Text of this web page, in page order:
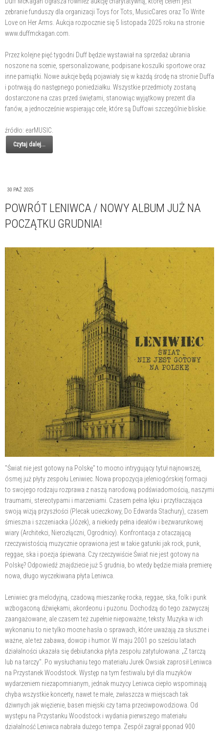
zebranie funduszy dla organizacji Toys for Tots, MusicCares oraz To Write
Love on Her Arms. Aukcja rozpocznie się 5 listopada 2025 roku na stronie
www.duffmckagan.com.
Przez kolejne pięć tygodni Duff będzie wystawiał na sprzedaż ubrania
noszone na scenie, spersonalizowane, podpisane koszulki sportowe oraz
inne pamiątki. Nowe aukcje będą pojawiały się w każdą środę na stronie Duffa
i potrwają do następnego poniedziałku. Wszystkie przedmioty zostaną
dostarczone na czas przed świętami, stanowiąc wyjątkowy prezent dla
fanów, a jednocześnie wspierając cele, które są Duffowi szczególnie bliskie.
źródło: earMUSIC.
Czytaj dalej...
30 PAŹ 2025
POWRÓT LENIWCA / NOWY ALBUM JUŻ NA
POCZĄTKU GRUDNIA!
"Świat nie jest gotowy na Polskę" to mocno intrygujący tytuł najnowszej,
ósmej już płyty zespołu Leniwiec. Nowa propozycja jeleniogórskiej formacji
to swojego rodzaju rozprawa z naszą narodową podświadomością, naszymi
traumami, stereotypami i marzeniami. Czasem pełna lęku i przytłaczająca
swoją wizją przyszłości (Plecak ucieczkowy, Do Edwarda Stachury), czasem
śmieszna i szczeniacka (Józek), a niekiedy pełna ideałów i bezwarunkowej
wiary (Architekci, Nierozłączni, Ogrodnicy). Konfrontacja z otaczającą
rzeczywistością muzycznie oprawiona jest w takie gatunki jak rock, punk,
reggae, ska i poezja śpiewana. Czy rzeczywiście Świat nie jest gotowy na
Polskę? Odpowiedź znajdziecie już 5 grudnia, bo wtedy będzie miała premierę
nowa, długo wyczekiwana płyta Leniwca.
Leniwiec gra melodyjną, czadową mieszankę rocka, reggae, ska, folk i punk
wzbogaconą dźwiękami, akordeonu i puzonu. Dochodzą do tego zazwyczaj
zaangażowane, ale czasem też zupełnie niepoważne, teksty. Muzyka w ich
wykonaniu to nie tylko mocne hasła o sprawach, które uważają za słuszne i
ważne, ale też zabawa, dowcip i humor. W maju 2001 po sześciu latach
działalności ukazała się debiutancka płyta zespołu zatytułowana: „Z tarczą
lub na tarczy". Po wysłuchaniu tego materiału Jurek Owsiak zaprosił Leniwca
na Przystanek Woodstock. Występ na tym festiwalu był dla muzyków
wydarzeniem niezapomnianym, jednak muzycy Leniwca ciepło wspominają
chyba wszystkie koncerty, nawet te małe, zwłaszcza w miejscach tak
dziwnych jak więzienie, basen miejski czy tama przeciwpowodziowa. Od
występu na Przystanku Woodstock i wydania pierwszego materiału
działalność Leniwca nabrała dużego tempa. Zespół zagrał pponad 900